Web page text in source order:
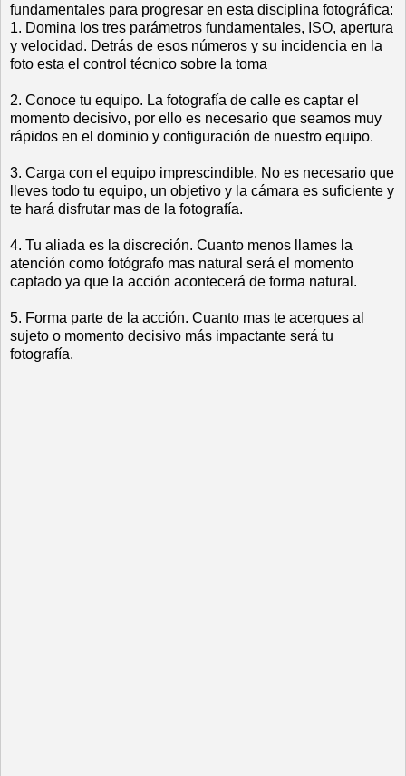
fundamentales para progresar en esta disciplina fotográfica:
1. Domina los tres parámetros fundamentales, ISO, apertura
y velocidad. Detrás de esos números y su incidencia en la
foto esta el control técnico sobre la toma
2. Conoce tu equipo. La fotografía de calle es captar el
momento decisivo, por ello es necesario que seamos muy
rápidos en el dominio y configuración de nuestro equipo.
3. Carga con el equipo imprescindible. No es necesario que
lleves todo tu equipo, un objetivo y la cámara es suficiente y
te hará disfrutar mas de la fotografía.
4. Tu aliada es la discreción. Cuanto menos llames la
atención como fotógrafo mas natural será el momento
captado ya que la acción acontecerá de forma natural.
5. Forma parte de la acción. Cuanto mas te acerques al
sujeto o momento decisivo más impactante será tu
fotografía.